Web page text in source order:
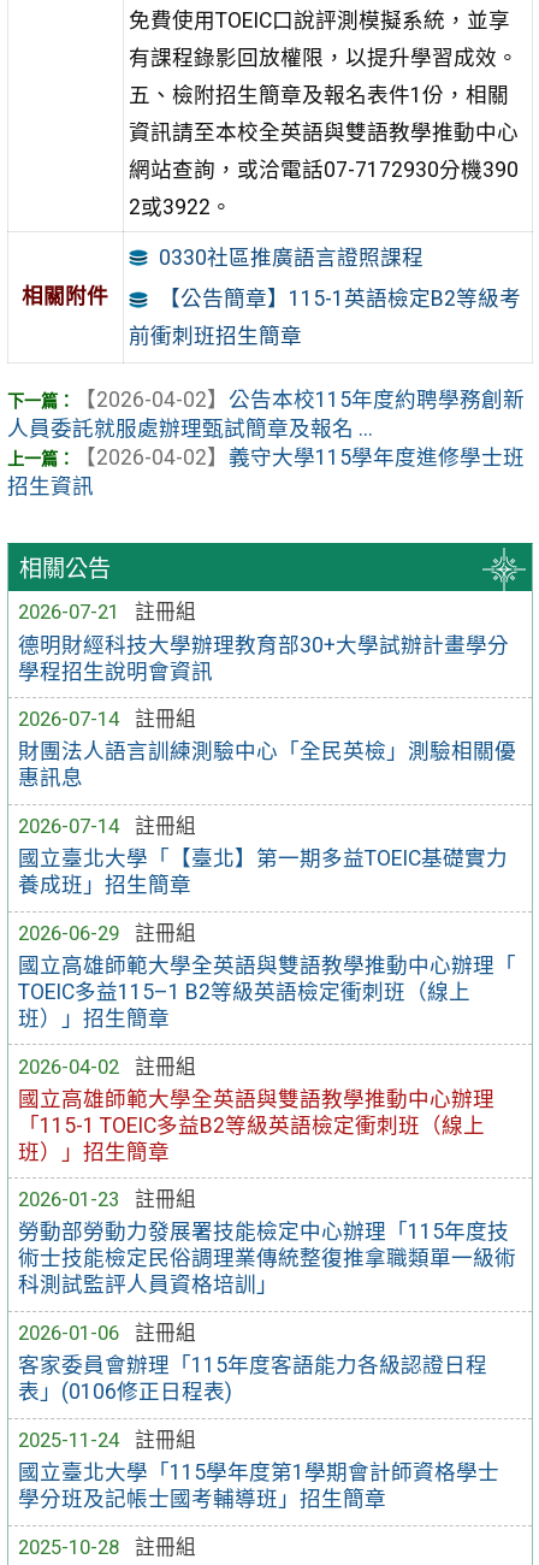
相關公告
2026-07-21
註冊組
德明財經科技大學辦理教育部30+大學試辦計畫學分
學程招生說明會資訊
2026-07-14
註冊組
財團法人語言訓練測驗中心「全民英檢」測驗相關優
惠訊息
2026-07-14
註冊組
國立臺北大學「【臺北】第一期多益TOEIC基礎實力
養成班」招生簡章
2026-06-29
註冊組
國立高雄師範大學全英語與雙語教學推動中心辦理「
TOEIC多益115–1 B2等級英語檢定衝刺班（線上
班）」招生簡章
2026-04-02
註冊組
國立高雄師範大學全英語與雙語教學推動中心辦理
「115-1 TOEIC多益B2等級英語檢定衝刺班（線上
班）」招生簡章
2026-01-23
註冊組
勞動部勞動力發展署技能檢定中心辦理「115年度技
術士技能檢定民俗調理業傳統整復推拿職類單一級術
科測試監評人員資格培訓」
2026-01-06
註冊組
客家委員會辦理「115年度客語能力各級認證日程
表」(0106修正日程表)
2025-11-24
註冊組
國立臺北大學「115學年度第1學期會計師資格學士
學分班及記帳士國考輔導班」招生簡章
2025-10-28
註冊組
免費使用TOEIC口說評測模擬系統，並享
有課程錄影回放權限，以提升學習成效。
五、檢附招生簡章及報名表件1份，相關
資訊請至本校全英語與雙語教學推動中心
網站查詢，或洽電話07-7172930分機390
2或3922。
相關附件
0330社區推廣語言證照課程
【公告簡章】115-1英語檢定B2等級考
前衝刺班招生簡章
【2026-04-02】 公告本校115年度約聘學務創新
人員委託就服處辦理甄試簡章及報名 ...
【2026-04-02】 義守大學115學年度進修學士班
招生資訊